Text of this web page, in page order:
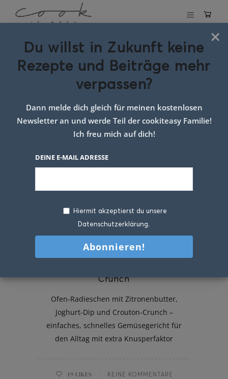
Schlagwort:
radieschen im
ofen
Crunch
Ofen-Radieschen mit Zitronenbutter,
Joghurt-Dip und Crouton-Crunch –
einfaches, schnelles Gemüsegericht für
den Alltag mit extra Knusperfaktor
19 LIKES KEINE KOMMENTARE
×
Du willst in Zukunft keine
Rezepte und Beiträge mehr
verpassen?
Dann melde dich gleich für meinen kostenlosen
Newsletter an und werde Teil der cookiteasy Familie!
Ich freu mich auf dich!
DEINE E-MAIL ADRESSE
Hiermit akzeptierst du unsere
Datenschutzerklärung.